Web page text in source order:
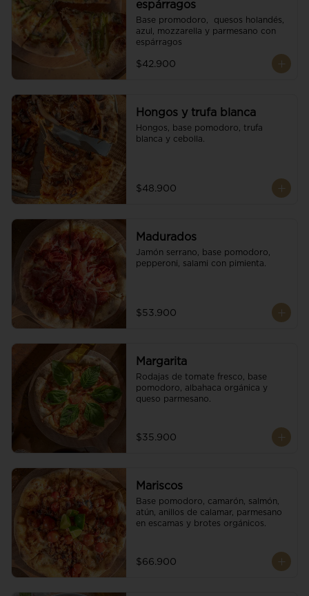
espárragos
Base promodoro,  quesos holandés,
azul, mozzarella y parmesano con
espárragos
$42.900
Hongos y trufa blanca
Hongos, base pomodoro, trufa
blanca y cebolla.
$48.900
Madurados
Jamón serrano, base pomodoro,
pepperoni, salami con pimienta.
$53.900
Margarita
Rodajas de tomate fresco, base
pomodoro, albahaca orgánica y
queso parmesano.
$35.900
Mariscos
Base pomodoro, camarón, salmón,
atún, anillos de calamar, parmesano
en escamas y brotes orgánicos.
$66.900